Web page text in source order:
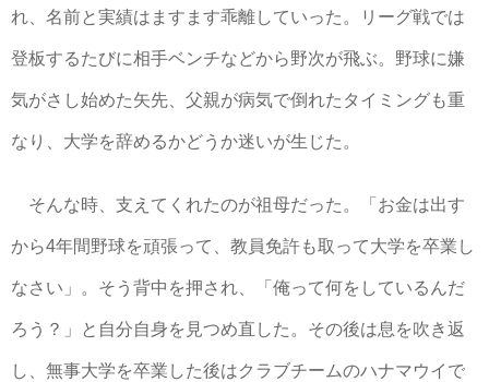
れ、名前と実績はますます乖離していった。リーグ戦では
登板するたびに相手ベンチなどから野次が飛ぶ。野球に嫌
気がさし始めた矢先、父親が病気で倒れたタイミングも重
なり、大学を辞めるかどうか迷いが生じた。
そんな時、支えてくれたのが祖母だった。「お金は出す
から4年間野球を頑張って、教員免許も取って大学を卒業し
なさい」。そう背中を押され、「俺って何をしているんだ
ろう？」と自分自身を見つめ直した。その後は息を吹き返
し、無事大学を卒業した後はクラブチームのハナマウイで